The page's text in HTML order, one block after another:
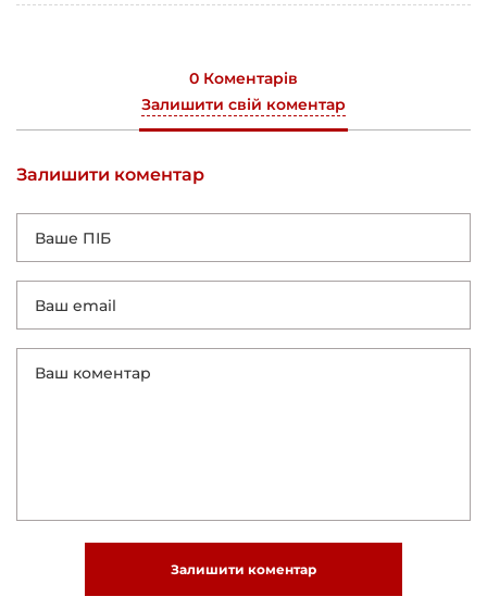
0 Коментарів
Залишити свій коментар
Залишити коментар
Залишити коментар